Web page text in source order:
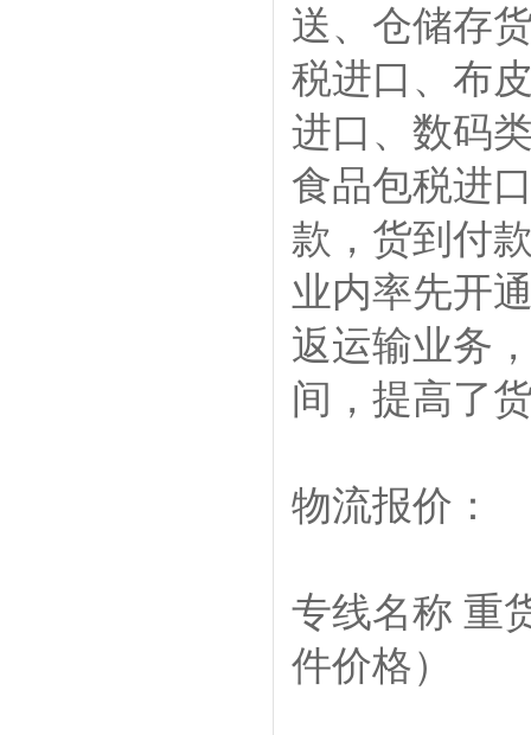
送、仓储存
税进口、布
进口、数码
食品包税进
款，货到付
业内率先开
返运输业务
间，提高了
物流报价：
专线名称 重
件价格）